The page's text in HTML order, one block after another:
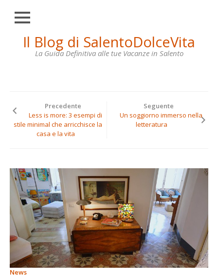
Il Blog di SalentoDolceVita
La Guida Definitiva alle tue Vacanze in Salento
Chiudi
HOME
OTRANTO
SANTA
MARIA
IN
AFFITTO
CONTATTI
ENGLISH
FRANÇAIS
Precedente
Less is more: 3 esempi di
stile minimal che arricchisce la
casa e la vita
Seguente
Un soggiorno immerso nella
letteratura
News